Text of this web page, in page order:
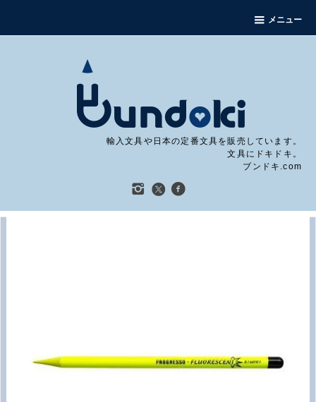
メニュー
輸入文具や日本の定番文具を販売しています。
文具にドキドキ。
ブンドキ.com